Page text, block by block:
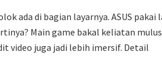
ada di bagian layarnya. ASUS pakai
Main game bakal keliatan
video juga jadi lebih imersif. Detail